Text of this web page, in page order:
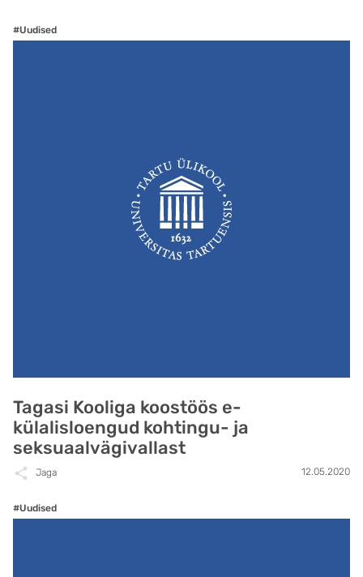
#Uudised
Tagasi Kooliga koostöös e-
külalisloengud kohtingu- ja
seksuaalvägivallast
Jaga 12.05.2020
#Uudised